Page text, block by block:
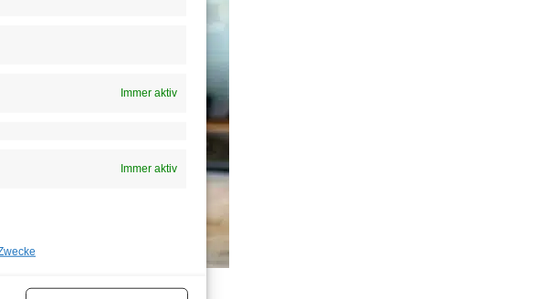
Immer aktiv
Immer aktiv
SE | © ProSiebenSat.1